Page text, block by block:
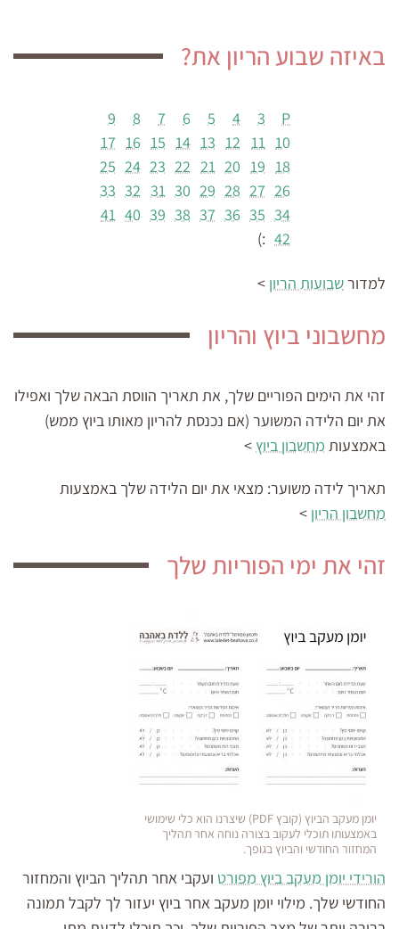
באיזה שבוע הריון את?
P
3
4
5
6
7
8
9
10
11
12
13
14
15
16
17
18
19
20
21
22
23
24
25
26
27
28
29
30
31
32
33
34
35
36
37
38
39
40
41
42
:)
למדורשבועות הריון >
מחשבוני ביוץ והריון
זהי את הימים הפוריים שלך, את תאריך הווסת הבאה שלך ואפילו
את יום הלידה המשוער (אם נכנסת להריון מאותו ביוץ ממש)
באמצעות מחשבון ביוץ >
תאריך לידה משוער: מצאי את יום הלידה שלך באמצעות
מחשבון הריון >
זהי את ימי הפוריות שלך
יומן מעקב הביוץ (קובץ PDF) שיצרנו הוא כלי שימושי
באמצעותו תוכלי לעקוב בצורה נוחה אחר תהליך
המחזור החודשי והביוץ בגופך.
הורידי יומן מעקב ביוץ מפורט ועקבי אחר תהליך הביוץ והמחזור
החודשי שלך. מילוי יומן מעקב אחר ביוץ יעזור לך לקבל תמונה